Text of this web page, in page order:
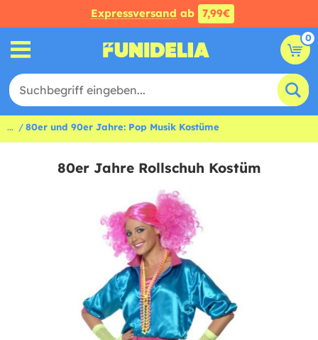
Expressversand ab 7,99€
0
... 80er und 90er Jahre: Pop Musik Kostüme
80er Jahre Rollschuh Kostüm